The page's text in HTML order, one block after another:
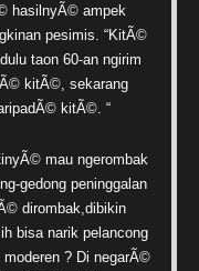
hasilnyÃ© ampek
pesimis. “KitÃ©
taon 60-an ngirim
kitÃ©, sekarang
kitÃ©. “
mau ngerombak
gedong peninggalan
dirombak,dibikin
bisa narik pelancong
? Di negarÃ©